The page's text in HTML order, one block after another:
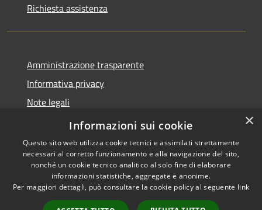
Richiesta assistenza
Amministrazione trasparente
Informativa privacy
Note legali
Dichiarazione di accessibilità
Accessibilità
Copyright © 2026 • Comune di
San Teodoro • Powered by
×
Informazioni sui cookie
Questo sito web utilizza cookie tecnici e assimilati strettamente
necessari al corretto funzionamento e alla navigazione del sito,
nonché un cookie tecnico analitico al solo fine di elaborare
informazioni statistiche, aggregate e anonime.
Per maggiori dettagli, può consultare la cookie policy al seguente link